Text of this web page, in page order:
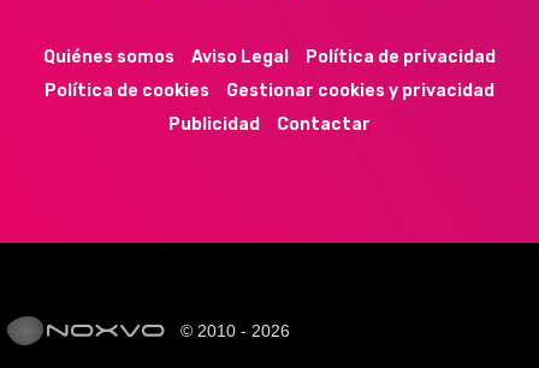
Quiénes somos Aviso Legal
Política de privacidad
Política de cookies
Gestionar cookies y privacidad
Publicidad
Contactar
© 2010 - 2026